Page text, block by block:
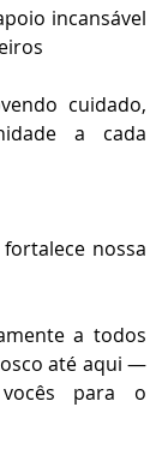
incansável
cuidado,
a cada
nossa
a todos
até aqui —
para o